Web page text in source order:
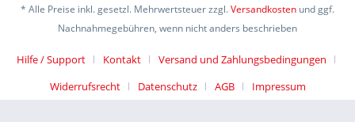
* Alle Preise inkl. gesetzl. Mehrwertsteuer zzgl.Versandkosten und ggf.
Nachnahmegebühren, wenn nicht anders beschrieben
Hilfe / Support Kontakt
Versand und Zahlungsbedingungen
Widerrufsrecht
Datenschutz AGB Impressum